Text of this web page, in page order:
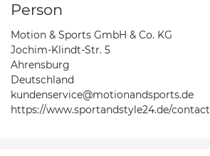
Person
Motion & Sports GmbH & Co. KG
Jochim-Klindt-Str. 5
Ahrensburg
Deutschland
kundenservice@motionandsports.de
https://www.sportandstyle24.de/contact